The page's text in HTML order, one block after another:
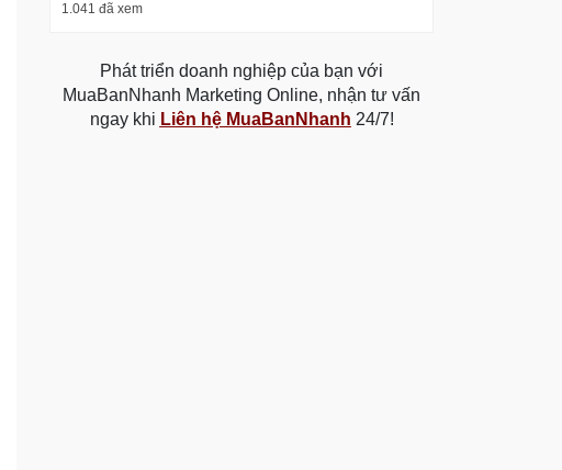
1.041 đã xem
Phát triển doanh nghiệp của bạn với
MuaBanNhanh Marketing Online, nhận tư vấn
ngay khi Liên hệ MuaBanNhanh 24/7!